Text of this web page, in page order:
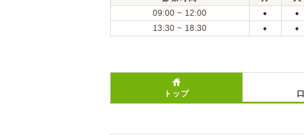
09:00 ~ 12:00
● ●
13:30 ~ 18:30 ● ●
トップ